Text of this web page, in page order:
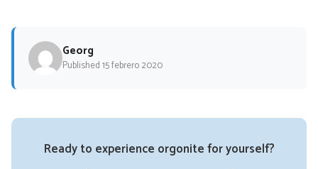
Georg
Published 15 febrero 2020
Ready to experience orgonite for yourself?